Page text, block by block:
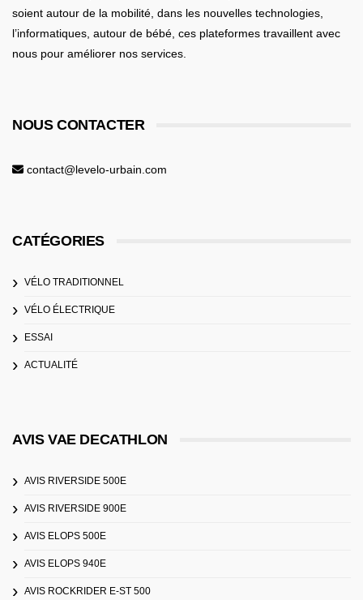
soient autour de la mobilité , dans les nouvelles technologies,
l’informatiques, autour de bébé , ces plateformes travaillent avec
nous pour améliorer nos services.
NOUS CONTACTER
contact@levelo-urbain.com
CATÉGORIES
VÉLO TRADITIONNEL
VÉLO ÉLECTRIQUE
ESSAI
ACTUALITÉ
AVIS VAE DECATHLON
AVIS RIVERSIDE 500E
AVIS RIVERSIDE 900E
AVIS ELOPS 500E
AVIS ELOPS 940E
AVIS ROCKRIDER E-ST 500